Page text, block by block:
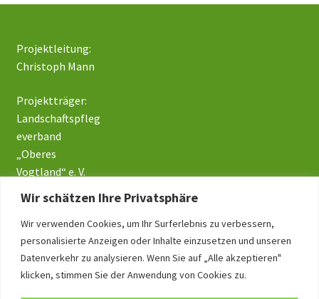
Wir schätzen Ihre Privatsphäre
Wir verwenden Cookies, um Ihr Surferlebnis zu verbessern,
personalisierte Anzeigen oder Inhalte einzusetzen und unseren
Datenverkehr zu analysieren. Wenn Sie auf „Alle akzeptieren"
klicken, stimmen Sie der Anwendung von Cookies zu.
Projektleitung:
Christoph Mann
Projektträger:
Landschaftspfleg
everband
„Oberes
Vogtland“ e. V.
Impressum
Datenschutz